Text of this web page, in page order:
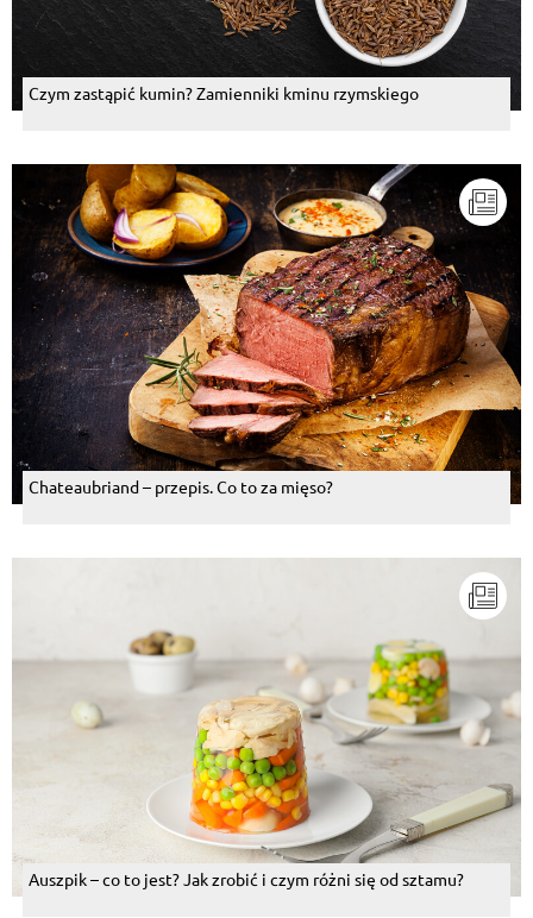
Czym zastąpić kumin? Zamienniki kminu rzymskiego
Chateaubriand – przepis. Co to za mięso?
Auszpik – co to jest? Jak zrobić i czym różni się od sztamu?